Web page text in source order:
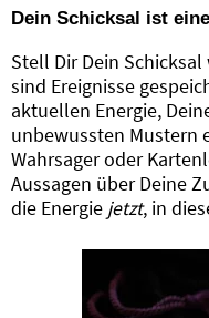
Dein Schicksal ist
Stell Dir Dein
sind Ereignisse
aktuellen Energie,
unbewussten Mustern
Wahrsager oder
Aussagen über Deine
die Energie jetzt, in